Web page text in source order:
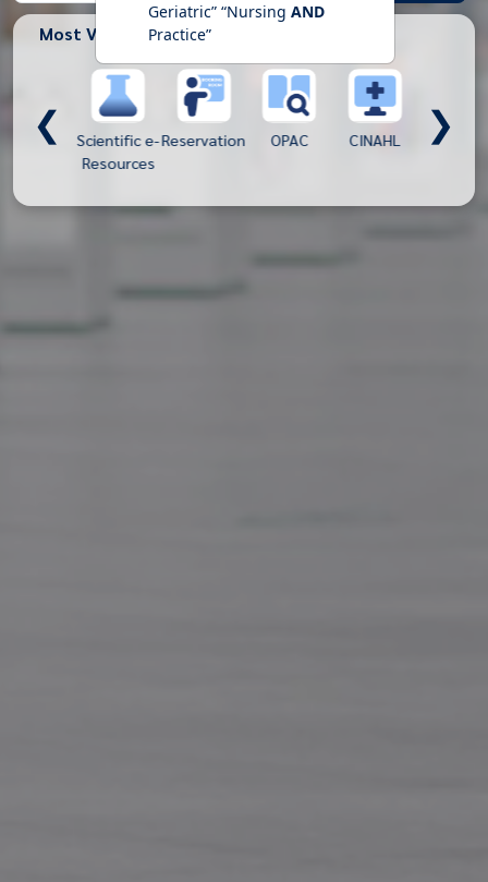
Most Views
❮
ThaiLis
Scientific e-
Resources
Reservation OPAC CINAHL CU e-
❯
Geriatric” “Nursing AND
Practice”